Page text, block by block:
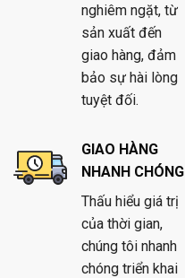
nghiêm ngặt, từ
sản xuất đến
giao hàng, đảm
bảo sự hài lòng
tuyệt đối.
GIAO HÀNG
NHANH CHÓNG
Thấu hiểu giá trị
của thời gian,
chúng tôi nhanh
chóng triển khai